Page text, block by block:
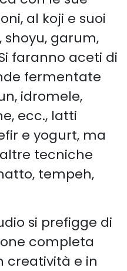
al koji e suoi
garum,
faranno aceti di
fermentate
idromele,
ecc., latti
e yogurt, ma
tecniche
tempeh,
si prefigge di
completa
creatività e in